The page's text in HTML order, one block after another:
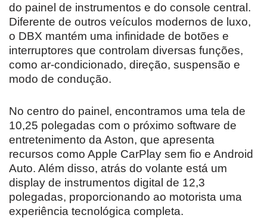
do painel de instrumentos e do console central.
Diferente de outros veículos modernos de luxo,
o DBX mantém uma infinidade de botões e
interruptores que controlam diversas funções,
como ar-condicionado, direção, suspensão e
modo de condução.
No centro do painel, encontramos uma tela de
10,25 polegadas com o próximo software de
entretenimento da Aston, que apresenta
recursos como Apple CarPlay sem fio e Android
Auto. Além disso, atrás do volante está um
display de instrumentos digital de 12,3
polegadas, proporcionando ao motorista uma
experiência tecnológica completa.